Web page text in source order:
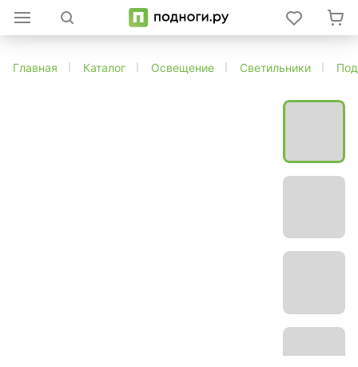
Главная Каталог Освещение Светильники